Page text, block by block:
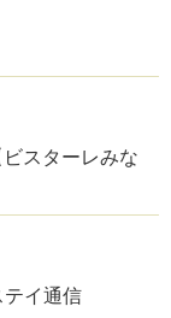
スターレみな
イ通信